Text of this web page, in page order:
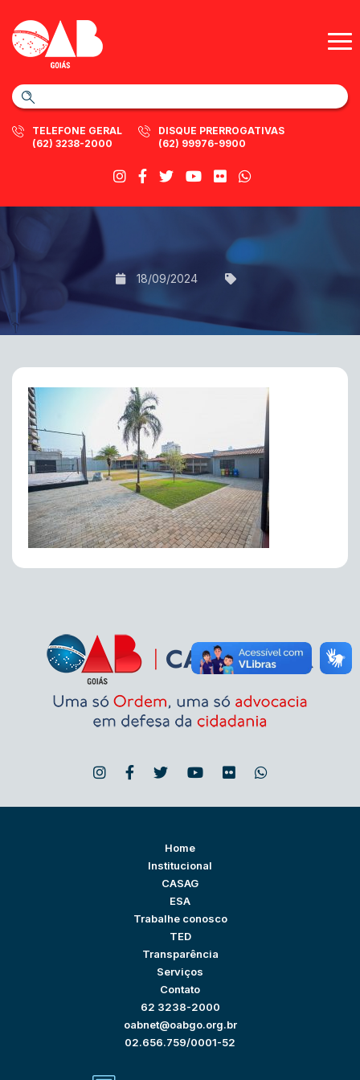
TELEFONE GERAL
(62) 3238-2000
DISQUE PRERROGATIVAS
(62) 99976-9900
18/09/2024
Home
Institucional
CASAG
ESA
Trabalhe conosco
TED
Transparência
Serviços
Contato
62 3238-2000
oabnet@oabgo.org.br
02.656.759/0001-52